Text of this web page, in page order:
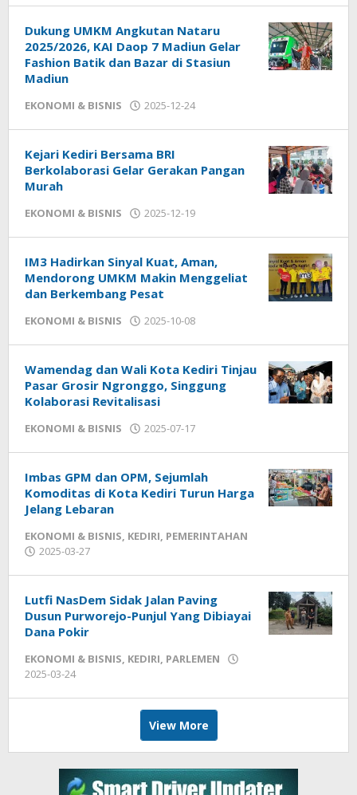
Dukung UMKM Angkutan Nataru
2025/2026, KAI Daop 7 Madiun Gelar
Fashion Batik dan Bazar di Stasiun
Madiun
EKONOMI & BISNIS 2025-12-24
Kejari Kediri Bersama BRI
Berkolaborasi Gelar Gerakan Pangan
Murah
EKONOMI & BISNIS 2025-12-19
IM3 Hadirkan Sinyal Kuat, Aman,
Mendorong UMKM Makin Menggeliat
dan Berkembang Pesat
EKONOMI & BISNIS 2025-10-08
Wamendag dan Wali Kota Kediri Tinjau
Pasar Grosir Ngronggo, Singgung
Kolaborasi Revitalisasi
EKONOMI & BISNIS 2025-07-17
Imbas GPM dan OPM, Sejumlah
Komoditas di Kota Kediri Turun Harga
Jelang Lebaran
EKONOMI & BISNIS, KEDIRI, PEMERINTAHAN
2025-03-27
Lutfi NasDem Sidak Jalan Paving
Dusun Purworejo-Punjul Yang Dibiayai
Dana Pokir
EKONOMI & BISNIS, KEDIRI, PARLEMEN
2025-03-24
View More